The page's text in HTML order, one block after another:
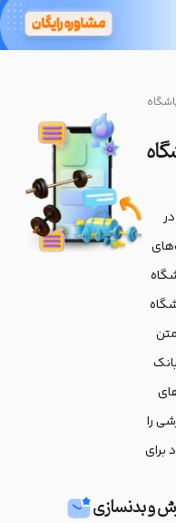
را
برای
و بدنسازی